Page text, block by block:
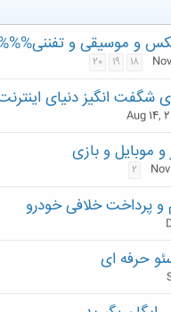
و موسیقی و
18
19
20
انگیز دنیای
Aug 14,
و موبایل و بازی
2
پرداخت خلافی خودرو
حرفه ای